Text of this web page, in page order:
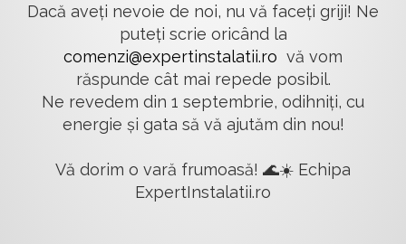
Dacă aveți nevoie de noi, nu vă faceți griji! Ne
puteți scrie oricând la
comenzi@expertinstalatii.ro vă vom
răspunde cât mai repede posibil.
Ne revedem din 1 septembrie, odihniți, cu
energie și gata să vă ajutăm din nou!
Vă dorim o vară frumoasă! 🌊☀️ Echipa
ExpertInstalatii.ro